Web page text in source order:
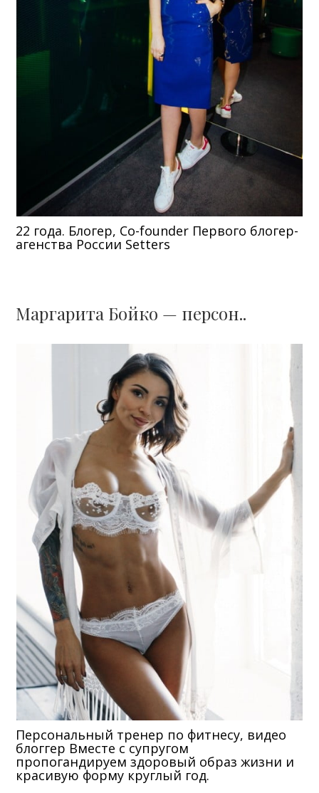
22 года. Блогер, Co-founder Первого блогер-
агенства России Setters
Маргарита Бойко — персон..
Персональный тренер по фитнесу, видео
блоггер Вместе с супругом
пропогандируем здоровый образ жизни и
красивую форму круглый год.